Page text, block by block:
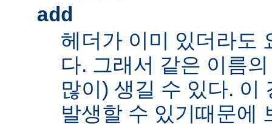
add
헤더가 이미 있더라도
다. 그래서 같은 이름
많이) 생길 수 있다. 이
발생할 수 있기때문에